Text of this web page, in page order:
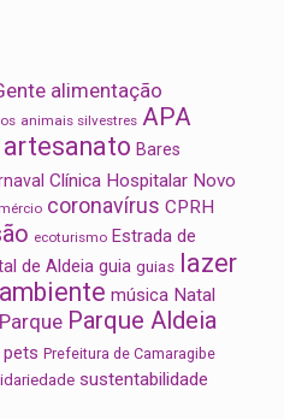
alimentação
animais silvestres APA
artesanato Bares
Clínica Hospitalar Novo
coronavírus CPRH
ecoturismo Estrada de
de Aldeia guia guias lazer
música Natal
Parque Parque Aldeia
pets Prefeitura de Camaragibe
sustentabilidade